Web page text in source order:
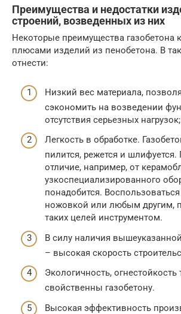
Преимущества и недостатки
строений, возведенных из них
Некоторые преимущества газобетона
плюсами изделий из пенобетона. В
отнести:
Низкий вес материала,
сэкономить на возведении
отсутствия серьезных нагрузок;
Легкость в обработке.
пилится, режется и шлифуется.
отличие, например, от
узкоспециализированного
понадобится.
ножовкой или любым другим,
таких целей инструментом.
В силу наличия
– высокая скорость
Экологичность, огнестойкость
свойственны газобетону.
Высокая эффективность